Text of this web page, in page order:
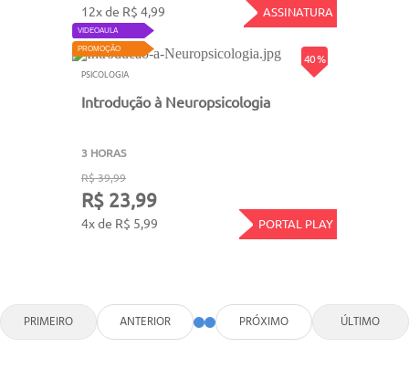
12x de R$ 4,99 ASSINATURA
40 %
VIDEOAULA
PROMOÇÃO
PSICOLOGIA
Introdução à Neuropsicologia
3 HORAS
R$ 39,99
R$ 23,99
4x de R$ 5,99 PORTAL PLAY
PRIMEIRO ANTERIOR PRÓXIMO ÚLTIMO